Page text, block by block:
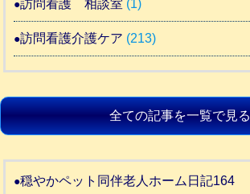
訪問看護 相談室 (1)
訪問看護介護ケア (213)
全ての記事を一覧で見る
穏やかペット同伴老人ホーム日記164